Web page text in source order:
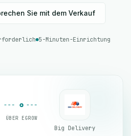
Sie mit dem Verkauf
5-Minuten-Einrichtung
ÜBER EGROW
Big Delivery